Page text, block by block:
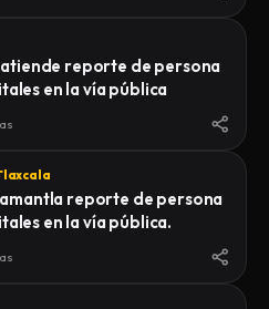
reporte de persona
en la vía pública
reporte de persona
en la vía pública.